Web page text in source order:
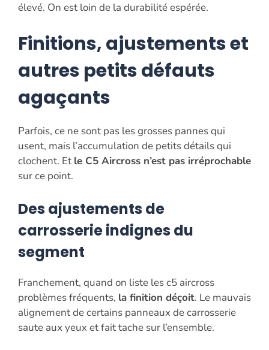
élevé. On est loin de la durabilité espérée.
Finitions, ajustements et
autres petits défauts
agaçants
Parfois, ce ne sont pas les grosses pannes qui
usent, mais l’accumulation de petits détails qui
clochent. Et le C5 Aircross n’est pas irréprochable
sur ce point.
Des ajustements de
carrosserie indignes du
segment
Franchement, quand on liste les c5 aircross
problèmes fréquents, la finition déçoit. Le mauvais
alignement de certains panneaux de carrosserie
saute aux yeux et fait tache sur l’ensemble.